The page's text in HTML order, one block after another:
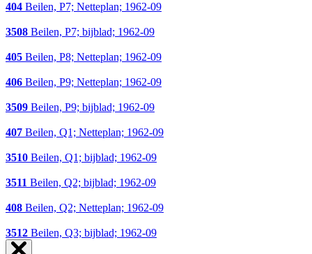
404 Beilen, P7; Netteplan; 1962-09
3508 Beilen, P7; bijblad; 1962-09
405 Beilen, P8; Netteplan; 1962-09
406 Beilen, P9; Netteplan; 1962-09
3509 Beilen, P9; bijblad; 1962-09
407 Beilen, Q1; Netteplan; 1962-09
3510 Beilen, Q1; bijblad; 1962-09
3511 Beilen, Q2; bijblad; 1962-09
408 Beilen, Q2; Netteplan; 1962-09
3512 Beilen, Q3; bijblad; 1962-09